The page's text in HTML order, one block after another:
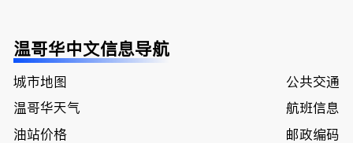
温哥华中文信息导航
城市地图
公共交通
温哥华天气
航班信息
油站价格
邮政编码